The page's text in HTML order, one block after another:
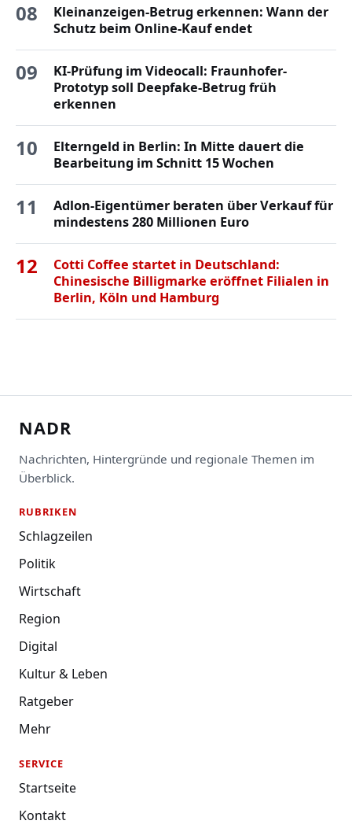
08
Kleinanzeigen-Betrug erkennen: Wann der
Schutz beim Online-Kauf endet
09
KI-Prüfung im Videocall: Fraunhofer-
Prototyp soll Deepfake-Betrug früh
erkennen
10
Elterngeld in Berlin: In Mitte dauert die
Bearbeitung im Schnitt 15 Wochen
11
Adlon-Eigentümer beraten über Verkauf für
mindestens 280 Millionen Euro
12
Cotti Coffee startet in Deutschland:
Chinesische Billigmarke eröffnet Filialen in
Berlin, Köln und Hamburg
NADR
Nachrichten, Hintergründe und regionale Themen im
Überblick.
RUBRIKEN
Schlagzeilen
Politik
Wirtschaft
Region
Digital
Kultur & Leben
Ratgeber
Mehr
SERVICE
Startseite
Kontakt